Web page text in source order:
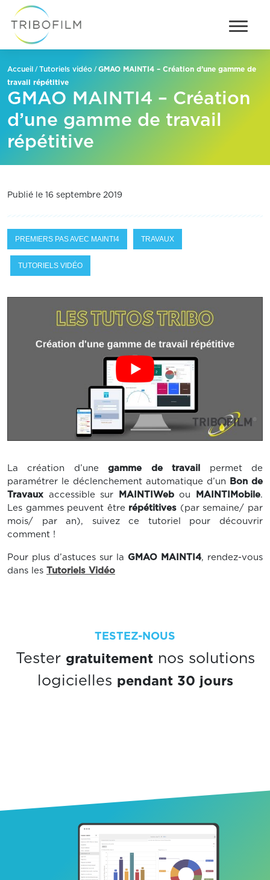
Accueil /Tutoriels vidéo /GMAO MAINTI4 – Création d’une gamme de
travail répétitive
GMAO MAINTI4 – Création
d’une gamme de travail
répétitive
Publié le 16 septembre 2019
PREMIERS PAS AVEC MAINTI4 TRAVAUX
TUTORIELS VIDÉO
La création d’unegamme de travail
permet de
paramétrer le déclenchement automatique d’un
Bon de
Travaux accessible sur MAINTIWebou MAINTIMobile.
Les gammes peuvent être répétitives (par semaine/ par
mois/ par an), suivez ce tutoriel pour découvrir
comment !
Pour plus d’astuces sur la GMAO MAINTI4, rendez-vous
dans les Tutoriels Vidéo
TESTEZ-NOUS
Tester gratuitementnos solutions
logicielles pendant 30 jours